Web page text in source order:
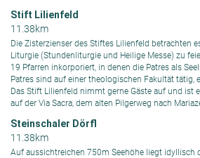
Stift Lilienfeld
11.38km
Die Zisterzienser des Stiftes Lilienfeld betrachten
Liturgie (Stundenliturgie und Heilige Messe) zu
19 Pfarren inkorporiert, in denen die Patres als
Patres sind auf einer theologischen Fakultät tätig,
Das Stift Lilienfeld nimmt gerne Gäste auf und ist
auf der Via Sacra, dem alten Pilgerweg nach
Steinschaler Dörfl
11.38km
Auf aussichtreichen 750m Seehöhe liegt idyllisch